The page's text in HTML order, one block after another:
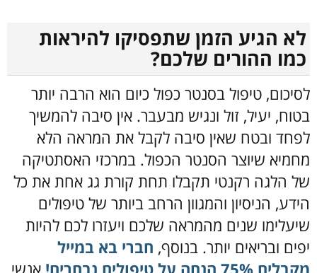
לא הגיע הזמן שתפסיקו להיראות
כמו ההורים שלכם?
לסיכום, טיפול בסנטר כפול כיום הוא הרבה יותר
בטוח, יעיל, זול ונגיש מבעבר. אין סיבה להמשיך
לפחד ובטח שאין סיבה לקבל את המראה הלא
מחמיא שיוצר הסנטר הכפול. במרכזי האסתטיקה
של הלגה רקנטי תקבלו תחת קורת גג אחת את כל
הידע, הניסיון והמגוון הרחב ביותר של טיפולים
שיעלימו שנים מהמראה שלכם ויעזרו לכם להיות
יפים ובריאים יותר. בנוסף, חברי בא במייל